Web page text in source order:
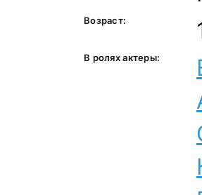
Возраст:
В ролях актеры: